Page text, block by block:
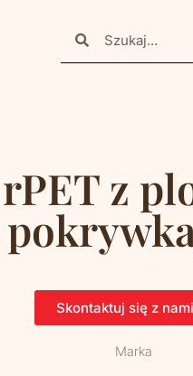
z
Skontaktuj się z nami
Marka